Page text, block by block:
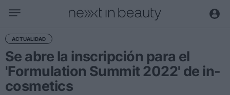
Negocio
Editorial
Actualidad
Economía y sector
ACTUALIDAD
Se abre la inscripción para el
'Formulation Summit 2022' de in-
cosmetics